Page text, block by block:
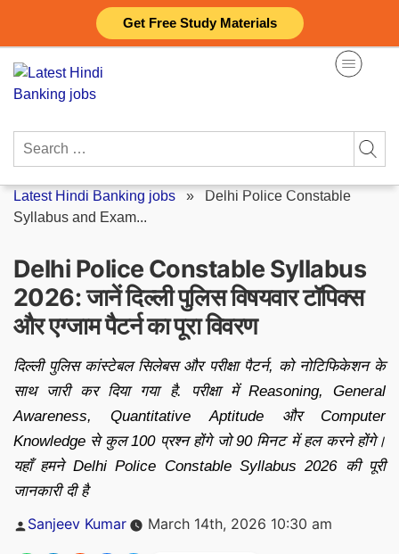
Get Free Study Materials
content
Search
Latest Hindi Banking jobs » Delhi Police Constable
Syllabus and Exam...
Delhi Police Constable Syllabus
2026: जानें दिल्ली पुलिस विषयवार टॉपिक्स
और एग्जाम पैटर्न का पूरा विवरण
दिल्ली पुलिस कांस्टेबल सिलेबस और परीक्षा पैटर्न, को नोटिफिकेशन के
साथ जारी कर दिया गया है. परीक्षा में Reasoning, General
Awareness, Quantitative Aptitude और Computer
Knowledge से कुल 100 प्रश्न होंगे जो 90 मिनट में हल करने होंगे।
यहाँ हमने Delhi Police Constable Syllabus 2026 की पूरी
जानकारी दी है
Posted
Sanjeev Kumar March 14th, 2026 10:30 am